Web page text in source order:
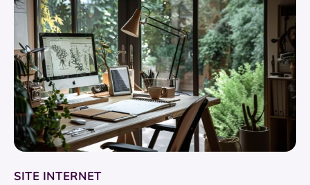
SITE INTERNET